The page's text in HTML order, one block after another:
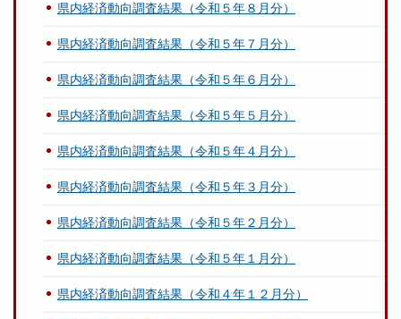
県内経済動向調査結果（令和５年８月分）
県内経済動向調査結果（令和５年７月分）
県内経済動向調査結果（令和５年６月分）
県内経済動向調査結果（令和５年５月分）
県内経済動向調査結果（令和５年４月分）
県内経済動向調査結果（令和５年３月分）
県内経済動向調査結果（令和５年２月分）
県内経済動向調査結果（令和５年１月分）
県内経済動向調査結果（令和４年１２月分）